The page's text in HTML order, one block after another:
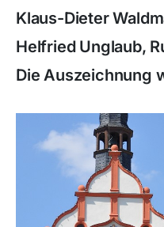
Klaus-Dieter
Helfried Unglaub,
Die Auszeichnung